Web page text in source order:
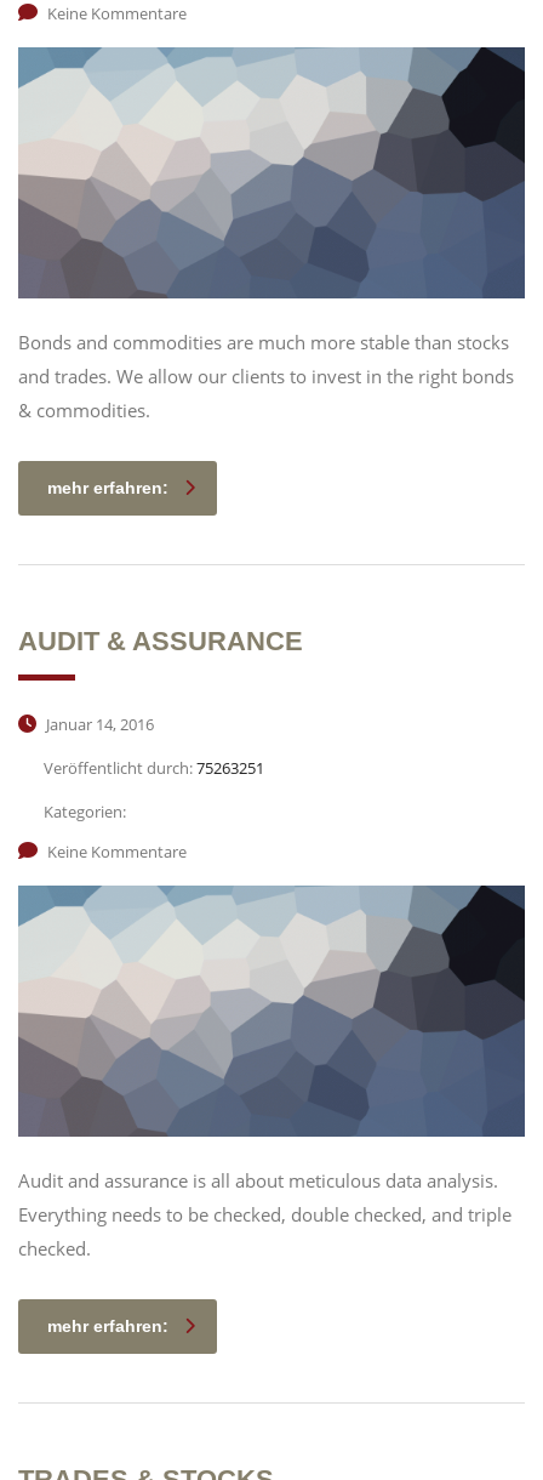
Keine Kommentare
Bonds and commodities are much more stable than stocks
and trades. We allow our clients to invest in the right bonds
& commodities.
mehr erfahren:
AUDIT & ASSURANCE
Januar 14, 2016
Veröffentlicht durch:75263251
Kategorien:
Keine Kommentare
Audit and assurance is all about meticulous data analysis.
Everything needs to be checked, double checked, and triple
checked.
mehr erfahren: